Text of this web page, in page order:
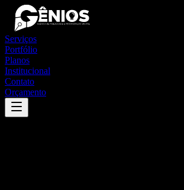
Serviços
Portfólio
Planos
Institucional
Contato
Orçamento